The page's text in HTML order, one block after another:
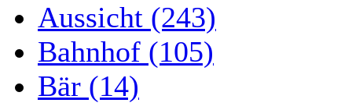
Aussicht (243)
Bahnhof (105)
Bär (14)